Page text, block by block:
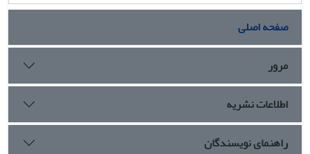
صفحه اصلی
مرور
اطلاعات نشریه
راهنمای نویسندگان